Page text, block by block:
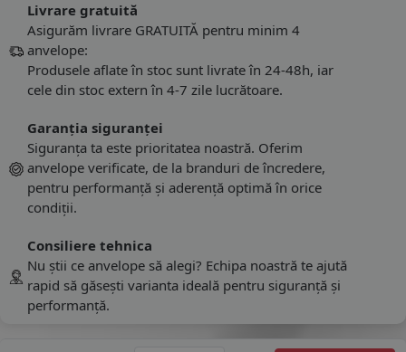
Livrare gratuită
Asigurăm livrare GRATUITĂ pentru minim 4
anvelope:
Produsele aflate în stoc sunt livrate în 24-48h, iar
cele din stoc extern în 4-7 zile lucrătoare.
Garanția siguranței
Siguranța ta este prioritatea noastră. Oferim
anvelope verificate, de la branduri de încredere,
pentru performanță și aderență optimă în orice
condiții.
Consiliere tehnica
Nu știi ce anvelope să alegi? Echipa noastră te ajută
rapid să găsești varianta ideală pentru siguranță și
performanță.